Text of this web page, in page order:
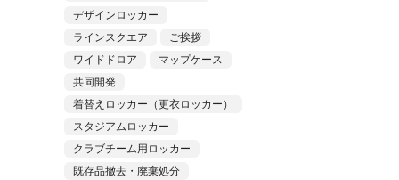
デザインロッカー
ラインスクエア
ご挨拶
ワイドドロア
マップケース
共同開発
着替えロッカー（更衣ロッカー）
スタジアムロッカー
クラブチーム用ロッカー
既存品撤去・廃棄処分